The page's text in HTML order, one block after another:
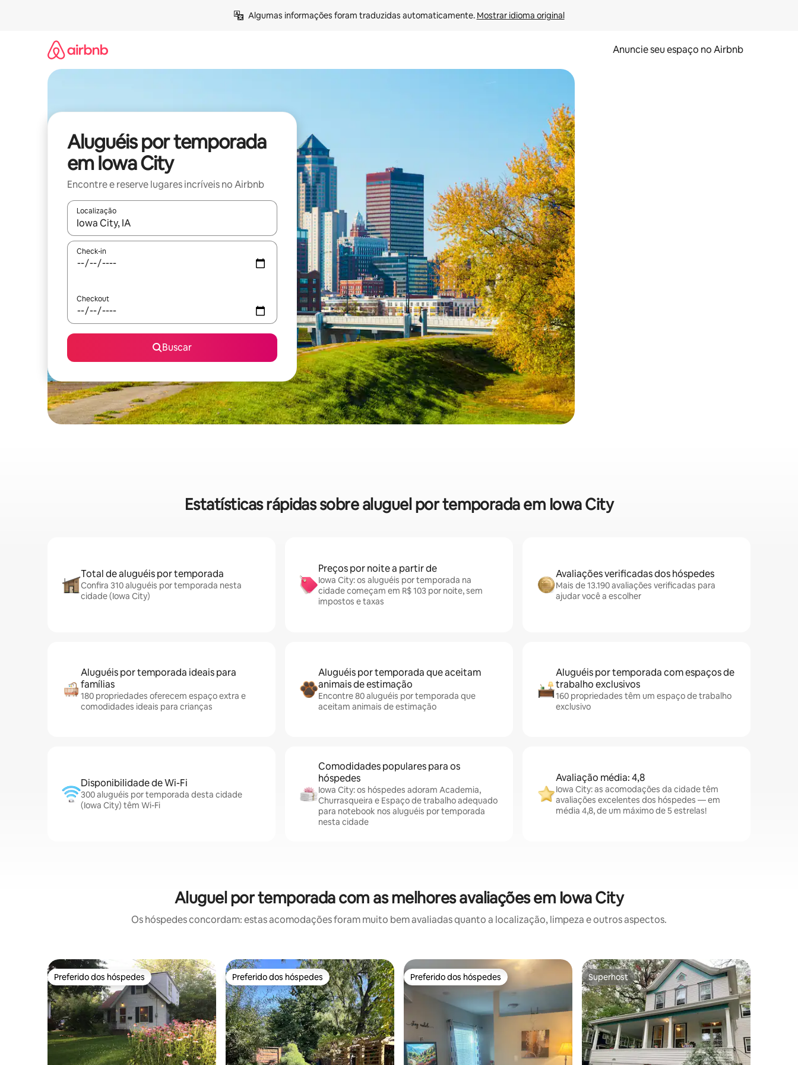
Algumas informações foram traduzidas automaticamente. Mostrar idioma original
Anuncie seu espaço no Airbnb
Aluguéis por temporada
em Iowa City
Encontre e reserve lugares incríveis no Airbnb
Localização
Quando os resultados estiverem disponíveis, explore-os usando as seta para cima e para baixo do teclado ou tocando e deslizando o dedo na tela.
Check-in
Checkout
Buscar
Estatísticas rápidas sobre aluguel por temporada em Iowa City
Total de aluguéis por temporada
Confira 310 aluguéis por temporada nesta
cidade (Iowa City)
Preços por noite a partir de
Iowa City: os aluguéis por temporada na
cidade começam em R$ 103 por noite, sem
impostos e taxas
Avaliações verificadas dos hóspedes
Mais de 13.190 avaliações verificadas para
ajudar você a escolher
Aluguéis por temporada ideais para
famílias
180 propriedades oferecem espaço extra e
comodidades ideais para crianças
Aluguéis por temporada que aceitam
animais de estimação
Encontre 80 aluguéis por temporada que
aceitam animais de estimação
Aluguéis por temporada com espaços de
trabalho exclusivos
160 propriedades têm um espaço de trabalho
exclusivo
Disponibilidade de Wi-Fi
300 aluguéis por temporada desta cidade
(Iowa City) têm Wi-Fi
Comodidades populares para os
hóspedes
Iowa City: os hóspedes adoram Academia,
Churrasqueira e Espaço de trabalho adequado
para notebook nos aluguéis por temporada
nesta cidade
Avaliação média: 4,8
Iowa City: as acomodações da cidade têm
avaliações excelentes dos hóspedes — em
média 4,8, de um máximo de 5 estrelas!
Aluguel por temporada com as melhores avaliações em Iowa City
Os hóspedes concordam: estas acomodações foram muito bem avaliadas quanto a localização, limpeza e outros aspectos.
Preferido dos hóspedes
Preferido dos hóspedes Preferido dos hóspedes
Preferido dos hóspedes Preferido dos hóspedes
Preferido dos hóspedes Superhost
Superhost